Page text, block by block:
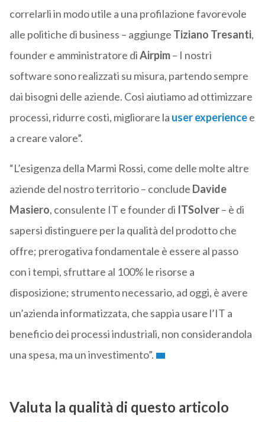
correlarli in modo utile a una profilazione favorevole
alle politiche di business – aggiunge Tiziano Tresanti,
founder e amministratore diAirpim– I nostri
software sono realizzati su misura, partendo sempre
dai bisogni delle aziende. Così aiutiamo ad ottimizzare
processi, ridurre costi, migliorare la user experiencee
a creare valore”.
“L’esigenza della Marmi Rossi, come delle molte altre
aziende del nostro territorio – conclude Davide
Masiero, consulente IT e founder di ITSolver– è di
sapersi distinguere per la qualità del prodotto che
offre; prerogativa fondamentale è essere al passo
con i tempi, sfruttare al 100% le risorse a
disposizione; strumento necessario, ad oggi, è avere
un’azienda informatizzata, che sappia usare l’IT a
beneficio dei processi industriali, non considerandola
una spesa, ma un investimento”.
Valuta la qualità di questo articolo